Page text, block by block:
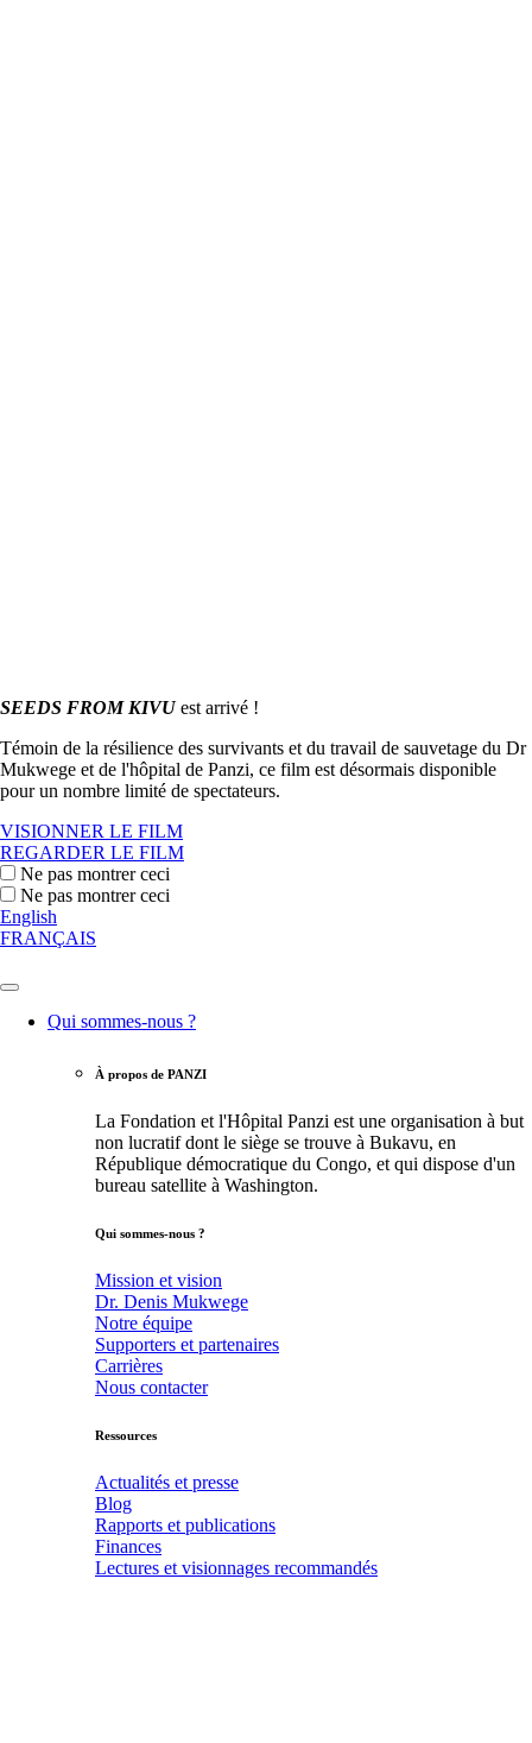
SEEDS FROM KIVUest arrivé !
Témoin de la résilience des survivants et du travail de sauvetage du Dr
Mukwege et de l'hôpital de Panzi, ce film est désormais disponible
pour un nombre limité de spectateurs.
VISIONNER LE FILM
REGARDER LE FILM
Ne pas montrer ceci
Ne pas montrer ceci
English
FRANÇAIS
Qui sommes-nous ?
À propos de PANZI
La Fondation et l'Hôpital Panzi est une organisation à but
non lucratif dont le siège se trouve à Bukavu, en
République démocratique du Congo, et qui dispose d'un
bureau satellite à Washington.
Qui sommes-nous ?
Mission et vision
Dr. Denis Mukwege
Notre équipe
Supporters et partenaires
Carrières
Nous contacter
Ressources
Actualités et presse
Blog
Rapports et publications
Finances
Lectures et visionnages recommandés